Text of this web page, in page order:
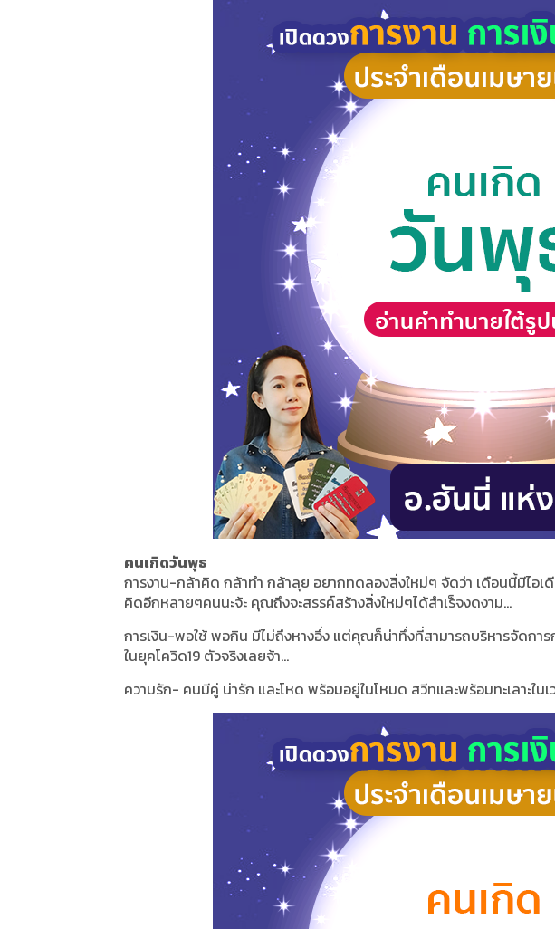
คนเกิดวันพุธ
การงาน-กล้าคิด กล้าทำ กล้าลุย อยากทดลองสิ่งใหม่ๆ จัดว่า เดือนนี้มีไอเ
คิดอีกหลายๆคนนะจ้ะ คุณถึงจะสรรค์สร้างสิ่งใหม่ๆได้สำเร็จงดงาม...
การเงิน-พอใช้ พอกิน มีไม่ถึงหางอึ่ง แต่คุณก็น่าทึ่งที่สามารถบริหารจัดการ
ในยุคโควิด19 ตัวจริงเลยจ้า...
ความรัก- คนมีคู่ น่ารัก และโหด พร้อมอยู่ในโหมด สวีทและพร้อมทะเลาะใน